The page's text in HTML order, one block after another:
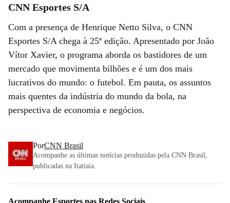
CNN Esportes S/A
Com a presença de Henrique Netto Silva, o CNN
Esportes S/A chega à 25ª edição. Apresentado por João
Vítor Xavier, o programa aborda os bastidores de um
mercado que movimenta bilhões e é um dos mais
lucrativos do mundo: o futebol. Em pauta, os assuntos
mais quentes da indústria do mundo da bola, na
perspectiva de economia e negócios.
PorCNN Brasil
Acompanhe as últimas notícias produzidas pela CNN Brasil,
publicadas na Itatiaia.
Acompanhe Esportes nas Redes Sociais